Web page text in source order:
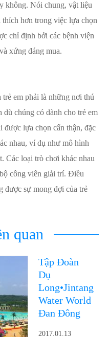
không. Nói chung, vật liệu
hơn trong việc lựa chọn
chỉ định bởi các bệnh viện
xứng đáng mua.
em phải là những nơi thú
chúng có dành cho trẻ em
lựa chọn cẩn thận, đặc
nhau, ví dụ như mô hình
Các loại trò chơi khác nhau
công viên giải trí. Điều
được sự mong đợi của trẻ
quan
Tập Đoàn
Dụ
Long•Jintang
Water World
Đan Đông
2017.01.13